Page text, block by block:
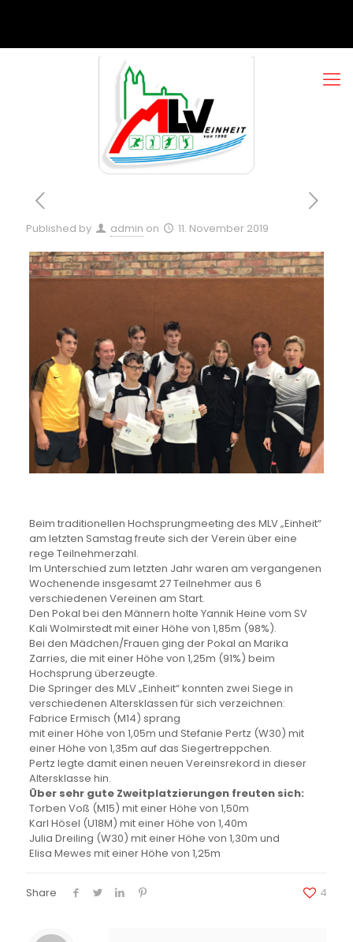
Published by admin on 11. November 2019
Beim traditionellen Hochsprungmeeting des MLV „Einheit“
am letzten Samstag freute sich der Verein über eine
rege Teilnehmerzahl.
Im Unterschied zum letzten Jahr waren am vergangenen
Wochenende insgesamt 27 Teilnehmer aus 6
verschiedenen Vereinen am Start.
Den Pokal bei den Männern holte Yannik Heine vom SV
Kali Wolmirstedt mit einer Höhe von 1,85m (98%).
Bei den Mädchen/Frauen ging der Pokal an Marika
Zarries, die mit einer Höhe von 1,25m (91%) beim
Hochsprung überzeugte.
Die Springer des MLV „Einheit“ konnten zwei Siege in
verschiedenen Altersklassen für sich verzeichnen:
Fabrice Ermisch (M14) sprang
mit einer Höhe von 1,05m und Stefanie Pertz (W30) mit
einer Höhe von 1,35m auf das Siegertreppchen.
Pertz legte damit einen neuen Vereinsrekord in dieser
Altersklasse hin.
Über sehr gute Zweitplatzierungen freuten sich:
Torben Voß (M15) mit einer Höhe von 1,50m
Karl Hösel (U18M) mit einer Höhe von 1,40m
Julia Dreiling (W30) mit einer Höhe von 1,30m und
Elisa Mewes mit einer Höhe von 1,25m
Share 4